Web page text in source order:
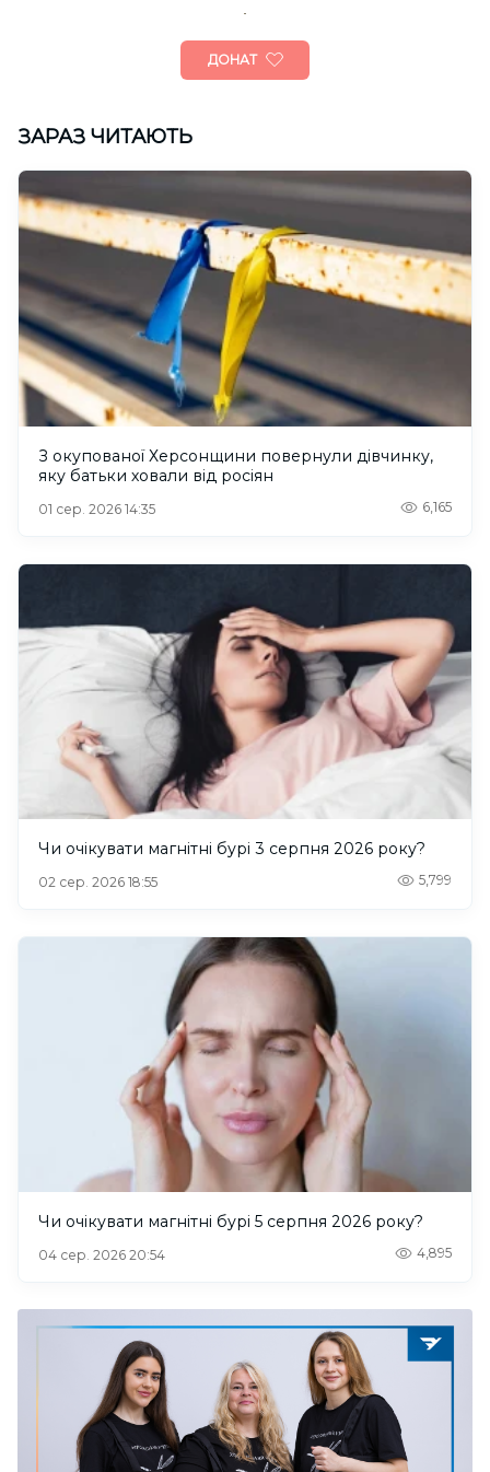
ДОНАТ
ЗАРАЗ ЧИТАЮТЬ
З окупованої Херсонщини повернули дівчинку,
яку батьки ховали від росіян
01 сер. 2026 14:35 6,165
Чи очікувати магнітні бурі 3 серпня 2026 року?
02 сер. 2026 18:55 5,799
Чи очікувати магнітні бурі 5 серпня 2026 року?
04 сер. 2026 20:54 4,895